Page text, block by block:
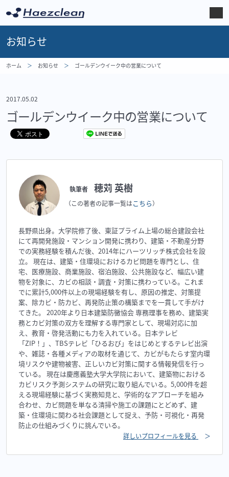
お知らせ
ホーム お知らせ ゴールデンウイーク中の営業について
2017.05.02
ゴールデンウイーク中の営業について
執筆者 穂苅 英樹
（この著者の記事一覧はこちら）
長野県出身。大学院修了後、東証プライム上場の総合建設会社
にて再開発施設・マンション開発に携わり、建築・不動産分野
での実務経験を積んだ後、2014年にハーツリッチ株式会社を設
立。 現在は、建築・住環境におけるカビ問題を専門とし、住
宅、医療施設、商業施設、宿泊施設、公共施設など、幅広い建
物を対象に、カビの相談・調査・対策に携わっている。これま
でに累計5,000件以上の現場経験を有し、原因の推定、対策提
案、除カビ・防カビ、再発防止策の構築までを一貫して手がけ
てきた。 2020年より日本建築防黴協会 専務理事を務め、建築実
務とカビ対策の双方を理解する専門家として、現場対応に加
え、教育・啓発活動にも力を入れている。日本テレビ
「ZIP！」、TBSテレビ「ひるおび」をはじめとするテレビ出演
や、雑誌・各種メディアの取材を通じて、カビがもたらす室内環
境リスクや建物被害、正しいカビ対策に関する情報発信を行っ
ている。 現在は慶應義塾大学大学院において、建築物における
カビリスク予測システムの研究に取り組んでいる。5,000件を超
える現場経験に基づく実務知見と、学術的なアプローチを組み
合わせ、カビ問題を単なる清掃や施工の課題にとどめず、建
築・住環境に関わる社会課題として捉え、予防・可視化・再発
防止の仕組みづくりに挑んでいる。
詳しいプロフィールを見る ＞